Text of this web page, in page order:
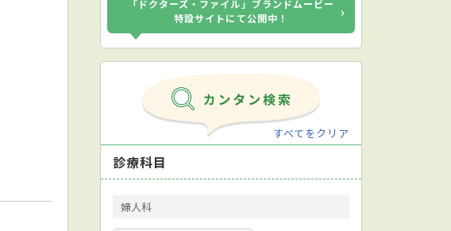
「ドクターズ・ファイル」ブランドムービー
特設サイトにて公開中！
›
すべてをクリア
診療科目
婦人科